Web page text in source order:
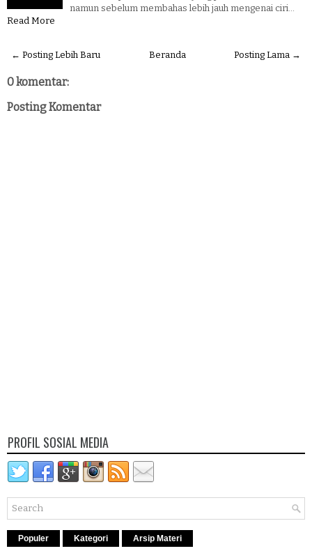
namun sebelum membahas lebih jauh mengenai ciri…
Read More
← Posting Lebih Baru Posting Lama →
Beranda
0 komentar:
Posting Komentar
PROFIL SOSIAL MEDIA
Populer Kategori Arsip Materi